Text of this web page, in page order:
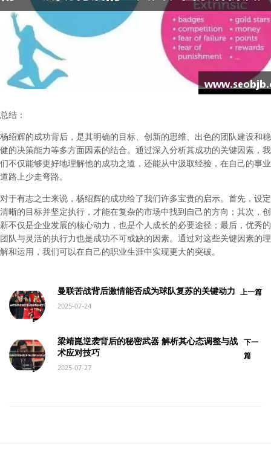
总结：
杨绍辉的成功背后，是其明确的目标、创新的思维、出色的团队建设和稳
健的决策能力等多方面因素的结合。通过深入分析其成功的关键因素，我
们不仅能够更好地理解他的成功之道，还能从中汲取经验，在自己的事业
道路上少走弯路。
对于有志之士来说，杨绍辉的成功给了我们许多宝贵的启示。首先，设定
清晰的目标并坚定执行，才能在复杂的市场中找到自己的方向；其次，创
新不仅是企业发展的核心动力，也是个人成长的必要途径；最后，优秀的
团队与灵活的执行力也是成功不可或缺的因素。通过对这些关键因素的理
解和运用，我们可以在自己的职业生涯中实现更大的突破。
曼联苦战背后激情能否成为球队复苏的关键动力
2025-07-24
上一篇
梁靖崑逆袭背后的秘密武器 解析其心态调整与战
术应对技巧
2025-07-27
下一
篇